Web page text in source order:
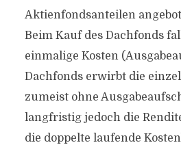
Aktienfondsanteilen
Beim Kauf des Dachfonds
einmalige Kosten
Dachfonds erwirbt die
zumeist ohne
langfristig jedoch die
die doppelte laufende